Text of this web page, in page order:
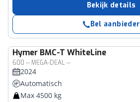
Bekijk details
Bel aanbieder
Hymer BMC-T WhiteLine
600 -- MEGA-DEAL --
2024
Automatisch
Max 4500 kg